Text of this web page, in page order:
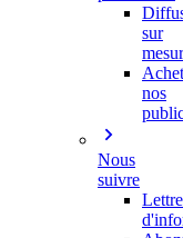
sur
nos
Nous
suivre